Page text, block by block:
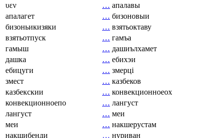
υεν
… апалавы
апалагет
… бизоновыи
бизоньикизяки
… взятьоктаву
взятьотпуск
… гамъа
гамыш
… дашиълхамет
дашка
… ебихэи
ебицуги
… змерці
змест
… казбеков
казбекскии
… конвекционноеох
конвекционноепо
… лангуст
лангуст
… меи
меи
… накшерустам
накшибенди
… нуриван